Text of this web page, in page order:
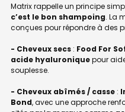
Matrix rappelle un principe
c’est le bon shampoing. La
conçues pour répondre à des
- Cheveux secs : Food For
acide hyaluroniquepour
souplesse.
- Cheveux abîmés / casse :
Bond, avec une approche